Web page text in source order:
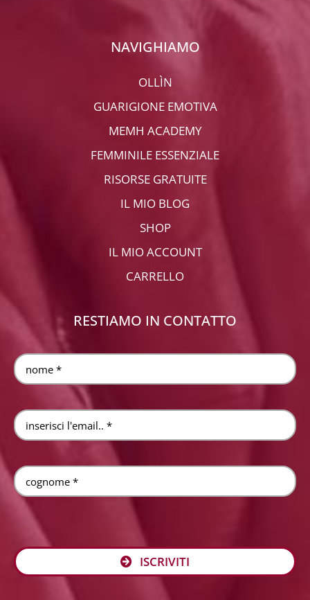
NAVIGHIAMO
OLLÌN
GUARIGIONE EMOTIVA
MEMH ACADEMY
FEMMINILE ESSENZIALE
RISORSE GRATUITE
IL MIO BLOG
SHOP
IL MIO ACCOUNT
CARRELLO
RESTIAMO IN CONTATTO
ISCRIVITI